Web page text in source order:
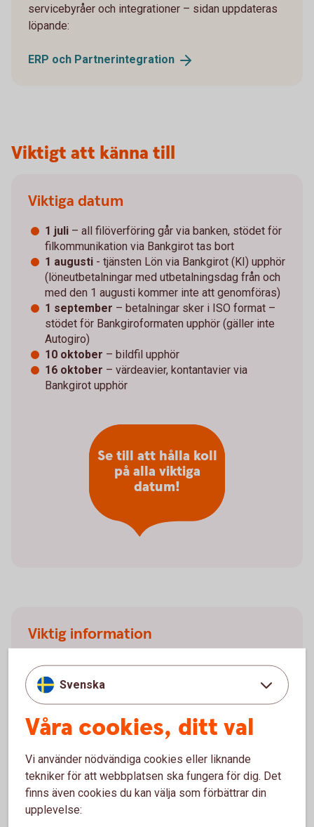
servicebyråer och integrationer – sidan uppdateras
löpande:
ERP och Partnerintegration
Viktigt att känna till
Viktiga datum
1 juli – all filöverföring går via banken, stödet för
filkommunikation via Bankgirot tas bort
1 augusti - tjänsten Lön via Bankgirot (KI) upphör
(löneutbetalningar med utbetalningsdag från och
med den 1 augusti kommer inte att genomföras)
1 september – betalningar sker i ISO format –
stödet för Bankgiroformaten upphör (gäller inte
Autogiro)
10 oktober – bildfil upphör
16 oktober – värdeavier, kontantavier via
Bankgirot upphör
Se till att hålla koll
på alla viktiga
datum!
Viktig information
Bankgironummer och Plusgironummer kommer
att finnas kvar
OCR som fakturareferens kvarstår
betalningsmottagarens namn vid
kontoöverföringar, löneutbetalningar och vid
bankgiro- och plusgirobetalning
Svenska
Våra cookies, ditt val
Vi använder nödvändiga cookies eller liknande
tekniker för att webbplatsen ska fungera för dig. Det
finns även cookies du kan välja som förbättrar din
upplevelse: